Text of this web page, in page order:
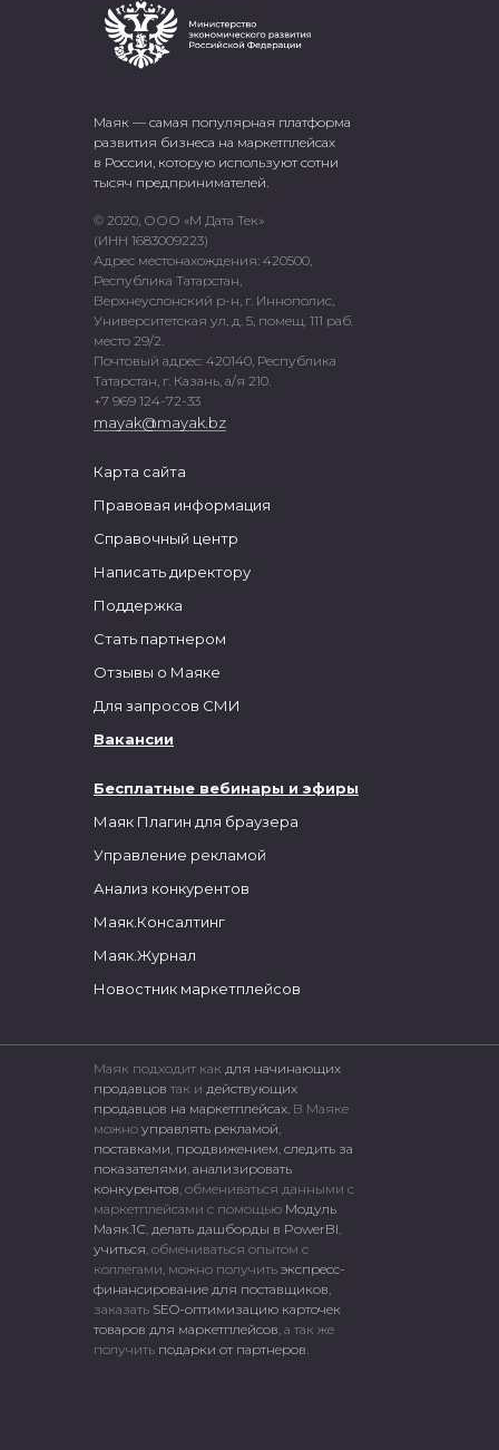
Маяк — самая популярная платформа
развития бизнеса на маркетплейсах
в России, которую используют сотни
тысяч предпринимателей.
© 2020, ООО «М Дата Тек»
(ИНН 1683009223)
Адрес местонахождения: 420500,
Республика Татарстан,
Верхнеуслонский р-н, г. Иннополис,
Университетская ул, д. 5, помещ. 111 раб.
место 29/2.
Почтовый адрес: 420140, Республика
Татарстан, г. Казань, а/я 210.
+7 969 124-72-33
mayak@mayak.bz
Бесплатные вебинары и эфиры
Маяк Плагин для браузера
Управление рекламой
Анализ конкурентов
Маяк.Консалтинг
Маяк.Журнал
Новостник маркетплейсов
Карта сайта
Правовая информация
Справочный центр
Написать директору
Поддержка
Стать партнером
Отзывы о Маяке
Для запросов СМИ
Вакансии
Маяк подходит как для начинающих
продавцов так и действующих
продавцов на маркетплейсах. В Маяке
можно управлять рекламой
поставками продвижением следить за
показателями анализировать
конкурентов , обмениваться данными с
маркетплейсами c помощью Модуль
Маяк.1С делать дашборды в PowerBI
учиться , обмениваться опытом с
коллегами, можно получить экспресс-
финансирование для поставщиков
заказать SEO-оптимизацию карточек
товаров для маркетплейсов , а так же
получить подарки от партнеров